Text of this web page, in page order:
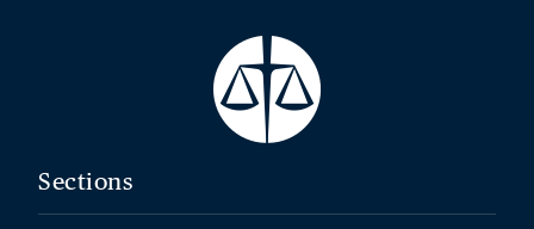
Sections